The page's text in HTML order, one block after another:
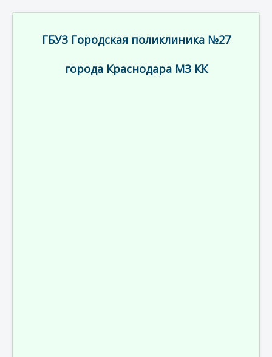
ГБУЗ Городская поликлиника №27
города Краснодара МЗ КК